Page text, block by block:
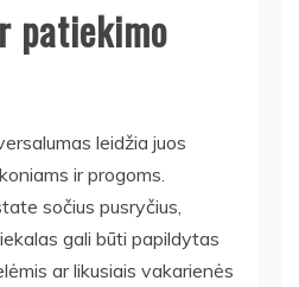
patiekimo
leidžia juos
ir progoms.
sočius pusryčius,
gali būti papildytas
ar likusiais vakarienės